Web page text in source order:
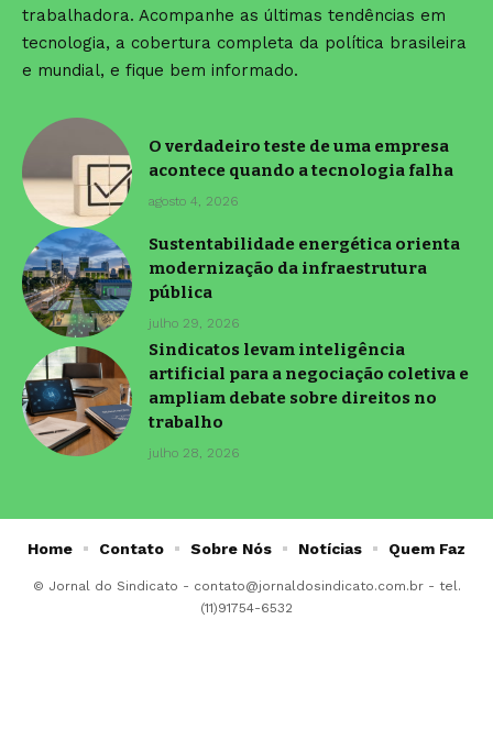
trabalhadora. Acompanhe as últimas tendências em
tecnologia, a cobertura completa da política brasileira
e mundial, e fique bem informado.
O verdadeiro teste de uma empresa
acontece quando a tecnologia falha
agosto 4, 2026
Sustentabilidade energética orienta
modernização da infraestrutura
pública
julho 29, 2026
Sindicatos levam inteligência
artificial para a negociação coletiva e
ampliam debate sobre direitos no
trabalho
julho 28, 2026
© Jornal do Sindicato - contato@jornaldosindicato.com.br- tel.
(11)91754-6532
Home Contato Sobre Nós Notícias Quem Faz